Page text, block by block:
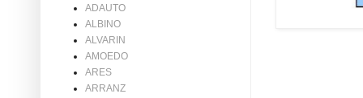
ADAUTO
ALBINO
ALVARIN
AMOEDO
ARES
ARRANZ